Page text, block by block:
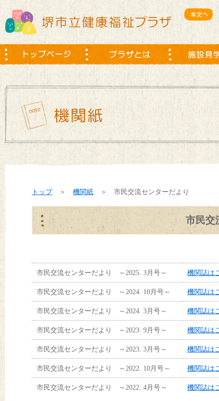
トップ＞ 機関紙 ＞ 市民交流センターだより
市民交
市民交流センターだより ～2025. 3月号～ 機関誌は
市民交流センターだより ～2024. 10月号～ 機関誌は
市民交流センターだより ～2024. 3月号～ 機関誌は
市民交流センターだより ～2023. 9月号～ 機関誌は
市民交流センターだより ～2023. 3月号～ 機関誌は
市民交流センターだより ～2022. 10月号～ 機関誌は
市民交流センターだより ～2022. 4月号～ 機関誌は